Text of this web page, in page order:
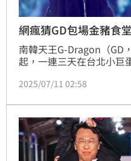
網瘋猜GD包場金豬食
南韓天王G-Dragon（GD
起，一連三天在台北小巨
午一抵台就造成桃園機場
12、13日連續兩天全時
GD包場餐廳，對此，金
2025/07/11 02:58